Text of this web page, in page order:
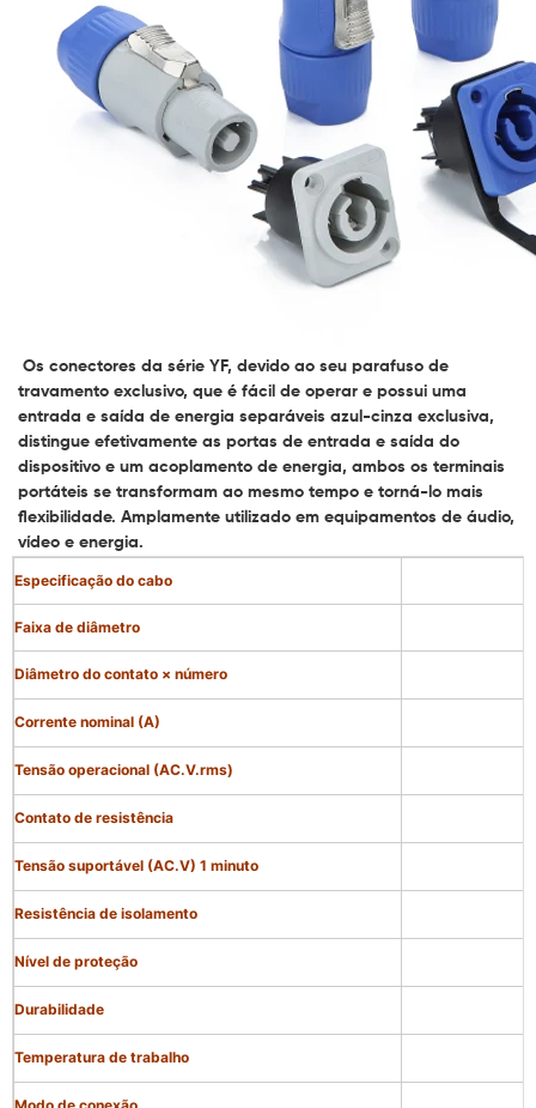
Os conectores da série YF, devido ao seu parafuso de
travamento exclusivo, que é fácil de operar e possui uma
entrada e saída de energia separáveis ​​azul-cinza exclusiva,
distingue efetivamente as portas de entrada e saída do
dispositivo e um acoplamento de energia, ambos os terminais
portáteis se transformam ao mesmo tempo e torná-lo mais
flexibilidade. Amplamente utilizado em equipamentos de áudio,
vídeo e energia.
Especificação do cabo
Faixa de diâmetro
Diâmetro do contato × número
Corrente nominal (A)
Tensão operacional (AC.V.rms)
Contato de resistência
Tensão suportável (AC.V) 1 minuto
Resistência de isolamento
Nível de proteção
Durabilidade
Temperatura de trabalho